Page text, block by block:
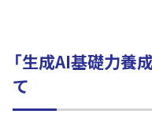
「生成AI基礎力養
て